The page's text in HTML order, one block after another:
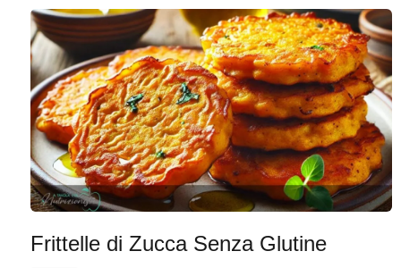
Frittelle di Zucca Senza Glutine